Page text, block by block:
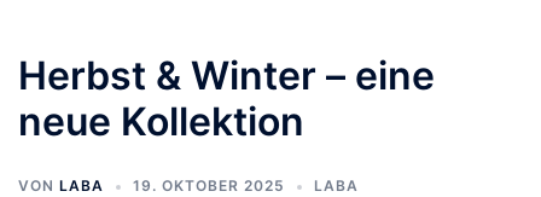
Herbst & Winter – eine
neue Kollektion
VON LABA 19. OKTOBER 2025 LABA